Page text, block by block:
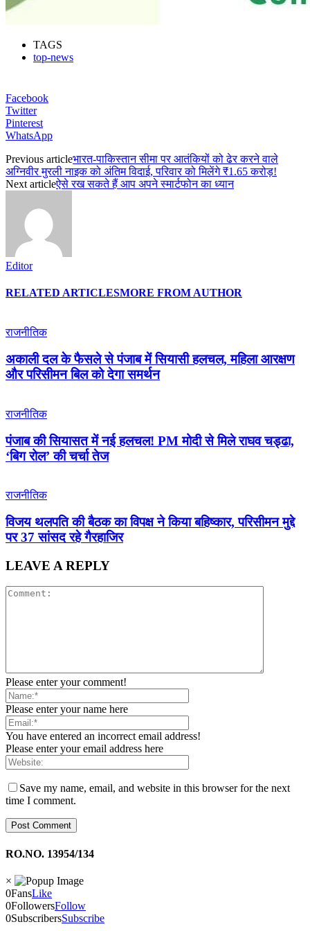
TAGS
top-news
Facebook
Twitter
Pinterest
WhatsApp
Previous articleभारत-पाकिस्तान सीमा पर आतंकियों को ढेर करने वाले
अग्निवीर मुरली नाइक को अंतिम विदाई, परिवार को मिलेंगे ₹1.65 करोड़!
Next articleऐसे रख सकते हैं आप अपने स्मार्टफोन का ध्यान
Editor
RELATED ARTICLESMORE FROM AUTHOR
राजनीतिक
अकाली दल के फैसले से पंजाब में सियासी हलचल, महिला आरक्षण
और परिसीमन बिल को देगा समर्थन
राजनीतिक
पंजाब की सियासत में नई हलचल! PM मोदी से मिले राघव चड्ढा,
‘बिग रोल’ की चर्चा तेज
राजनीतिक
विजय थलपति की बैठक का विपक्ष ने किया बहिष्कार, परिसीमन मुद्दे
पर 37 सांसद रहे गैरहाजिर
LEAVE A REPLY
Please enter your comment!
Please enter your name here
You have entered an incorrect email address!
Please enter your email address here
Save my name, email, and website in this browser for the next
time I comment.
RO.NO. 13954/134
×
0FansLike
0FollowersFollow
0SubscribersSubscribe